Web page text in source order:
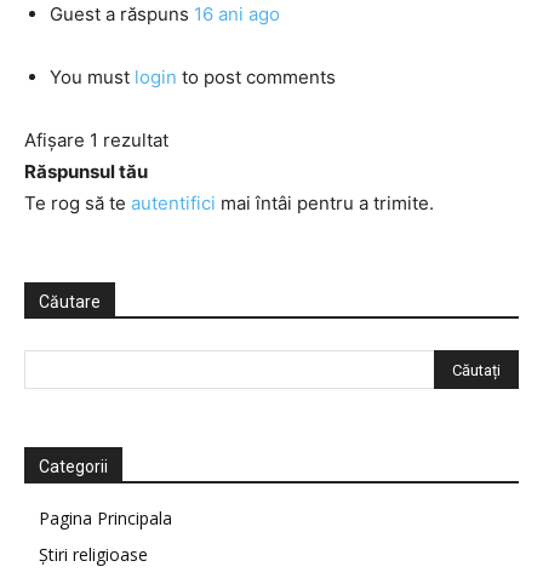
Guest a răspuns 16 ani ago
You must login to post comments
Afișare 1 rezultat
Răspunsul tău
Te rog să te autentifici mai întâi pentru a trimite.
Căutare
Categorii
Pagina Principala
Știri religioase